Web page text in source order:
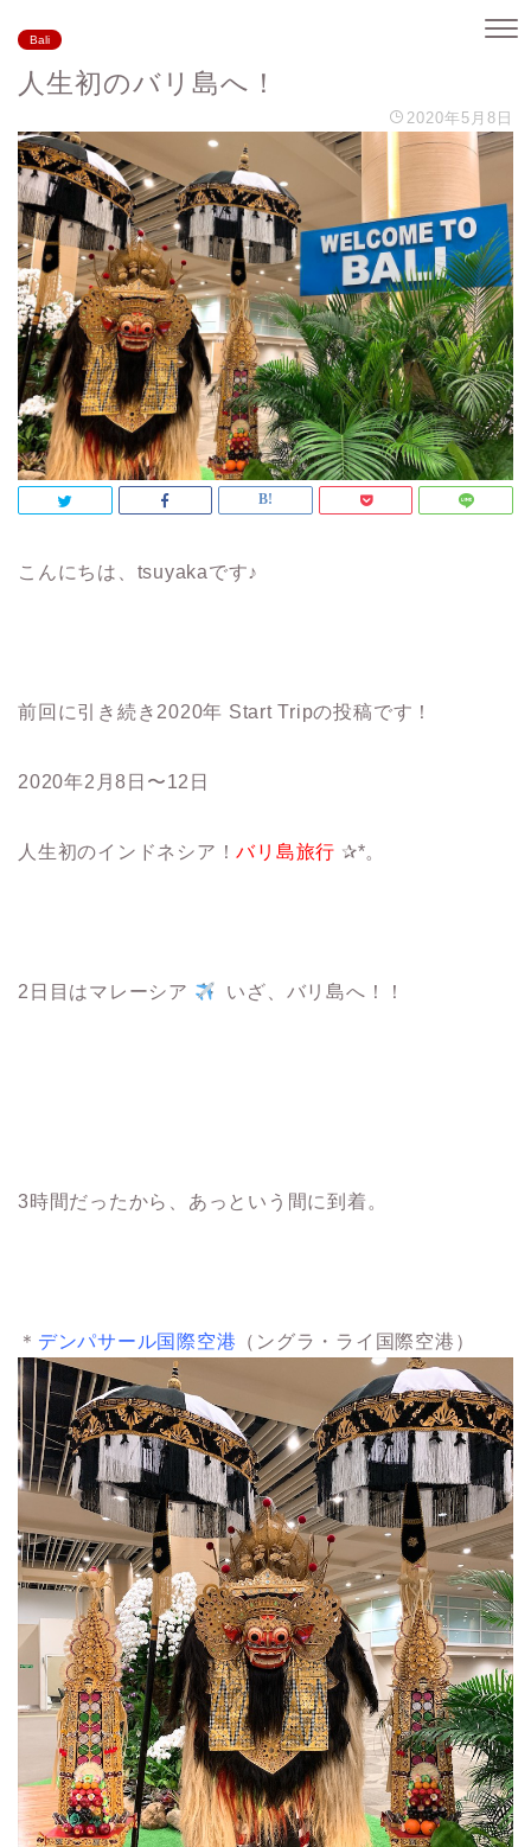
Bali
人生初のバリ島へ！
2020年5月8日
こんにちは、tsuyakaです♪
前回に引き続き2020年 Start Tripの投稿です！
2020年2月8日〜12日
人生初のインドネシア！バリ島旅行 ✰*。
2日目はマレーシア いざ、バリ島へ！！
3時間だったから、あっという間に到着。
＊ デンパサール国際空港 （ングラ・ライ国際空港）